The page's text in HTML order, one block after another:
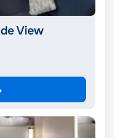
View